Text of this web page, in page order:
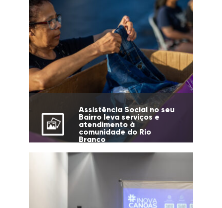
Assistência Social no seu
Bairro leva serviços e
atendimento à
comunidade do Rio
Branco